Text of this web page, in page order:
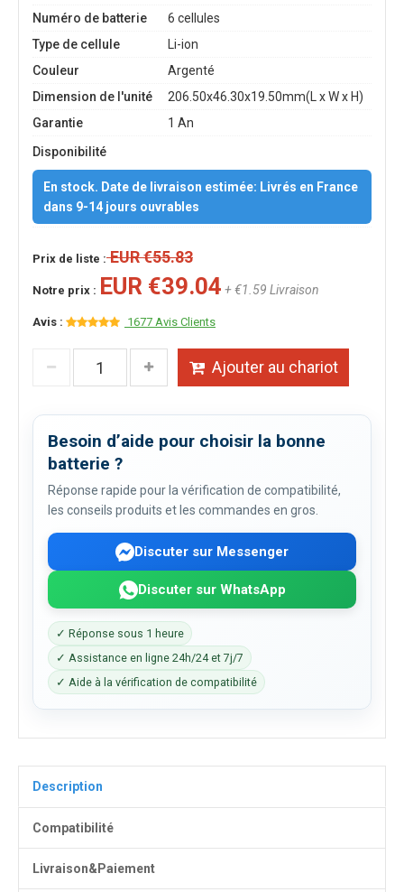
Numéro de batterie
6 cellules
Type de cellule
Li-ion
Couleur
Argenté
Dimension de l'unité
206.50x46.30x19.50mm(L x W x H)
Garantie
1 An
Disponibilité
En stock. Date de livraison estimée: Livrés en France
dans 9-14 jours ouvrables
Prix de liste :EUR €55.83
Notre prix : EUR €39.04 + €1.59 Livraison
Avis : 1677 Avis Clients
Ajouter au chariot
Besoin d’aide pour choisir la bonne
batterie ?
Réponse rapide pour la vérification de compatibilité,
les conseils produits et les commandes en gros.
Discuter sur Messenger
Discuter sur WhatsApp
✓ Réponse sous 1 heure
✓ Assistance en ligne 24h/24 et 7j/7
✓ Aide à la vérification de compatibilité
Description
Compatibilité
Livraison&Paiement